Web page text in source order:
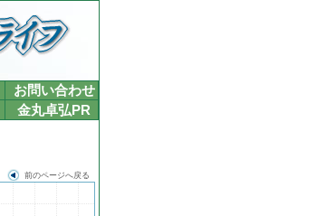
お問い合わせ
金丸卓弘PR
前のページへ戻る